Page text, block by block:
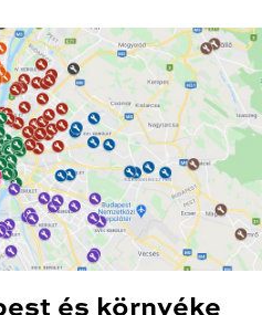
és környéke